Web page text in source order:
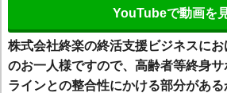
YouTubeで動画を
株式会社終楽の終活支援ビジネスに
のお一人様ですので、高齢者等終身
ラインとの整合性にかける部分がある